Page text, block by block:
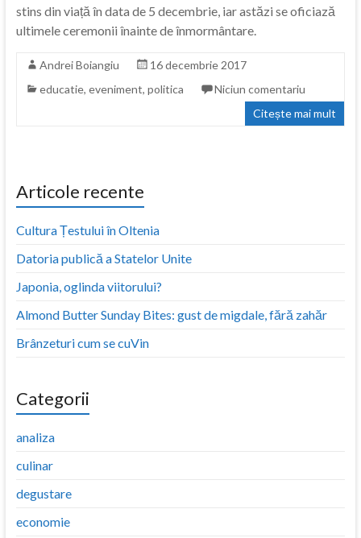
stins din viață în data de 5 decembrie, iar astăzi se oficiază
ultimele ceremonii înainte de înmormântare.
Andrei Boiangiu
16 decembrie 2017
educatie, eveniment, politica
Niciun comentariu
Citește mai mult
Articole recente
Cultura Țestului în Oltenia
Datoria publică a Statelor Unite
Japonia, oglinda viitorului?
Almond Butter Sunday Bites: gust de migdale, fără zahăr
Brânzeturi cum se cuVin
Categorii
analiza
culinar
degustare
economie